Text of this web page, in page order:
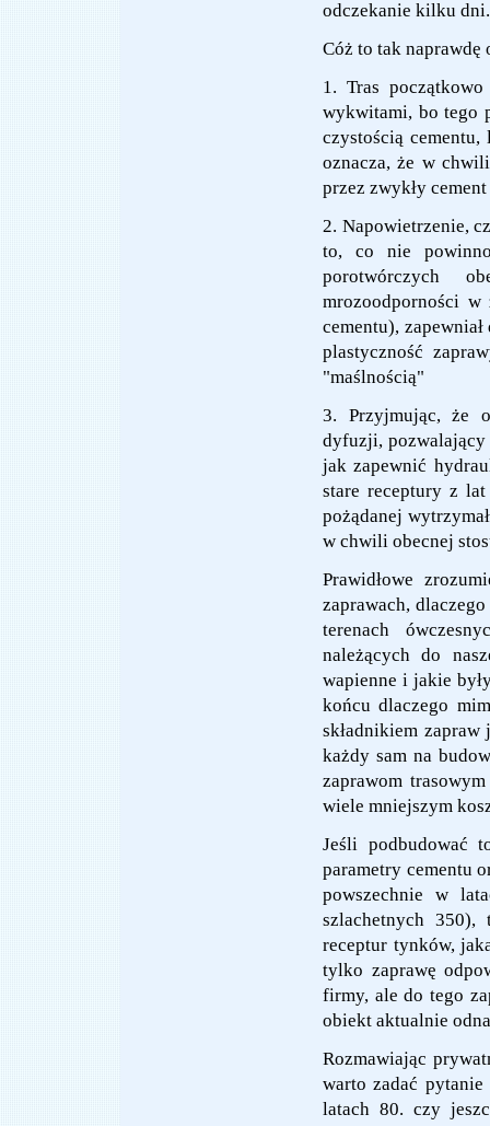
odczekanie kilku dni.
Cóż to tak
1. Tras
wykwitami, bo tego
czystością
oznacza, że w
przez zwykły cement
2. Napowietrzenie,
to, co nie
porotwórczych
mrozoodporności w
cementu),
plastyczność
"maślnością"
3. Przyjmując, że
dyfuzji, pozwalający
jak zapewnić
stare receptury z
pożądanej
w chwili obecnej
Prawidłowe
zaprawach,
terenach
należących do
wapienne i jakie
końcu dlaczego
składnikiem
każdy sam na
zaprawom
wiele mniejszym
Jeśli podbudować
parametry cementu
powszechnie w
szlachetnych
receptur tynków,
tylko zaprawę
firmy, ale do tego
obiekt aktualnie
Rozmawiając
warto zadać
latach 80. czy